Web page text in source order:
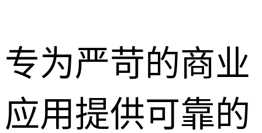
专为严苛的商业
应用提供可靠的
深圳租赁服